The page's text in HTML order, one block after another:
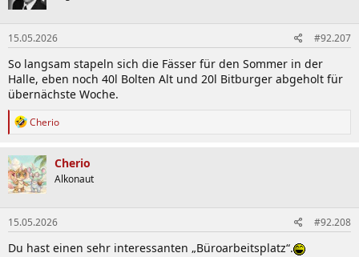
o
n
e
n
:
15.05.2026 #92.207
So langsam stapeln sich die Fässer für den Sommer in der
Halle, eben noch 40l Bolten Alt und 20l Bitburger abgeholt für
übernächste Woche.
R
k
t
i
o
n
e
n
:
Cherio
Cherio
Alkonaut
15.05.2026 #92.208
Du hast einen sehr interessanten „Büroarbeitsplatz“.